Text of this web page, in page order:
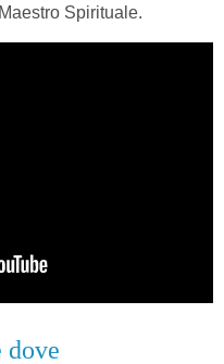
Spirituale.
dove